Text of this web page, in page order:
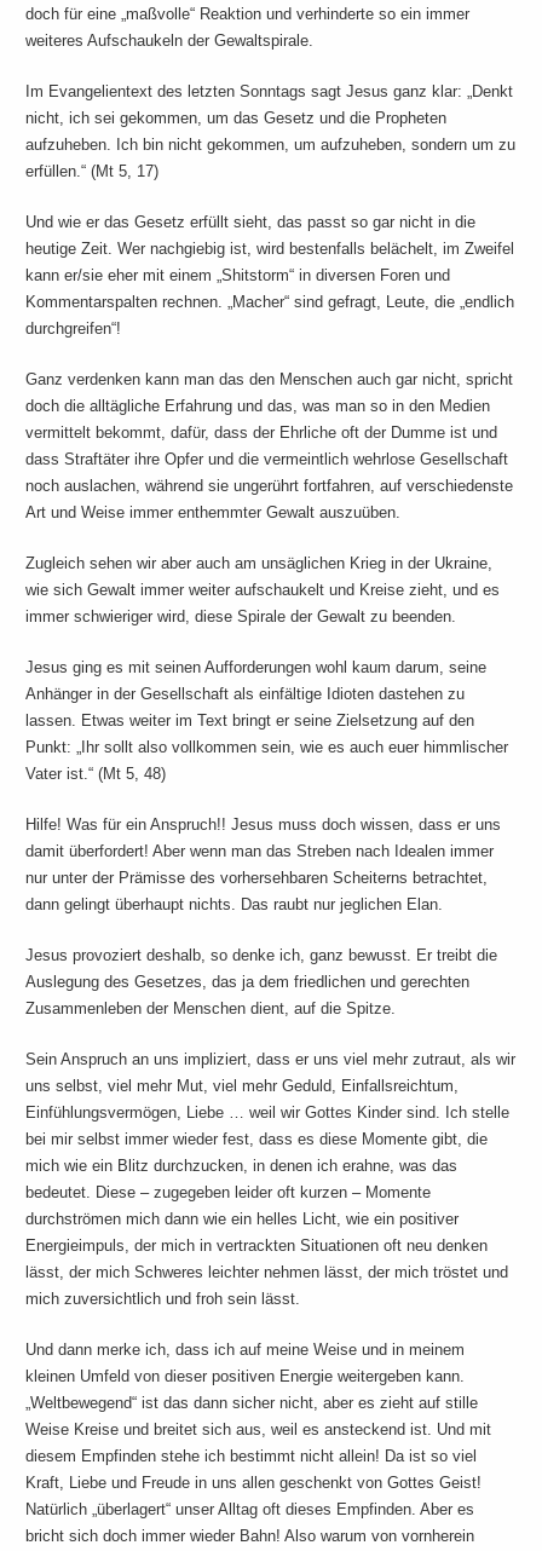
doch für eine „maßvolle“ Reaktion und verhinderte so ein immer
weiteres Aufschaukeln der Gewaltspirale.
Im Evangelientext des letzten Sonntags sagt Jesus ganz klar: „Denkt
nicht, ich sei gekommen, um das Gesetz und die Propheten
aufzuheben. Ich bin nicht gekommen, um aufzuheben, sondern um zu
erfüllen.“ (Mt 5, 17)
Und wie er das Gesetz erfüllt sieht, das passt so gar nicht in die
heutige Zeit. Wer nachgiebig ist, wird bestenfalls belächelt, im Zweifel
kann er/sie eher mit einem „Shitstorm“ in diversen Foren und
Kommentarspalten rechnen. „Macher“ sind gefragt, Leute, die „endlich
durchgreifen“!
Ganz verdenken kann man das den Menschen auch gar nicht, spricht
doch die alltägliche Erfahrung und das, was man so in den Medien
vermittelt bekommt, dafür, dass der Ehrliche oft der Dumme ist und
dass Straftäter ihre Opfer und die vermeintlich wehrlose Gesellschaft
noch auslachen, während sie ungerührt fortfahren, auf verschiedenste
Art und Weise immer enthemmter Gewalt auszuüben.
Zugleich sehen wir aber auch am unsäglichen Krieg in der Ukraine,
wie sich Gewalt immer weiter aufschaukelt und Kreise zieht, und es
immer schwieriger wird, diese Spirale der Gewalt zu beenden.
Jesus ging es mit seinen Aufforderungen wohl kaum darum, seine
Anhänger in der Gesellschaft als einfältige Idioten dastehen zu
lassen. Etwas weiter im Text bringt er seine Zielsetzung auf den
Punkt: „Ihr sollt also vollkommen sein, wie es auch euer himmlischer
Vater ist.“ (Mt 5, 48)
Hilfe! Was für ein Anspruch!! Jesus muss doch wissen, dass er uns
damit überfordert! Aber wenn man das Streben nach Idealen immer
nur unter der Prämisse des vorhersehbaren Scheiterns betrachtet,
dann gelingt überhaupt nichts. Das raubt nur jeglichen Elan.
Jesus provoziert deshalb, so denke ich, ganz bewusst. Er treibt die
Auslegung des Gesetzes, das ja dem friedlichen und gerechten
Zusammenleben der Menschen dient, auf die Spitze.
Sein Anspruch an uns impliziert, dass er uns viel mehr zutraut, als wir
uns selbst, viel mehr Mut, viel mehr Geduld, Einfallsreichtum,
Einfühlungsvermögen, Liebe … weil wir Gottes Kinder sind. Ich stelle
bei mir selbst immer wieder fest, dass es diese Momente gibt, die
mich wie ein Blitz durchzucken, in denen ich erahne, was das
bedeutet. Diese – zugegeben leider oft kurzen – Momente
durchströmen mich dann wie ein helles Licht, wie ein positiver
Energieimpuls, der mich in vertrackten Situationen oft neu denken
lässt, der mich Schweres leichter nehmen lässt, der mich tröstet und
mich zuversichtlich und froh sein lässt.
Und dann merke ich, dass ich auf meine Weise und in meinem
kleinen Umfeld von dieser positiven Energie weitergeben kann.
„Weltbewegend“ ist das dann sicher nicht, aber es zieht auf stille
Weise Kreise und breitet sich aus, weil es ansteckend ist. Und mit
diesem Empfinden stehe ich bestimmt nicht allein! Da ist so viel
Kraft, Liebe und Freude in uns allen geschenkt von Gottes Geist!
Natürlich „überlagert“ unser Alltag oft dieses Empfinden. Aber es
bricht sich doch immer wieder Bahn! Also warum von vornherein